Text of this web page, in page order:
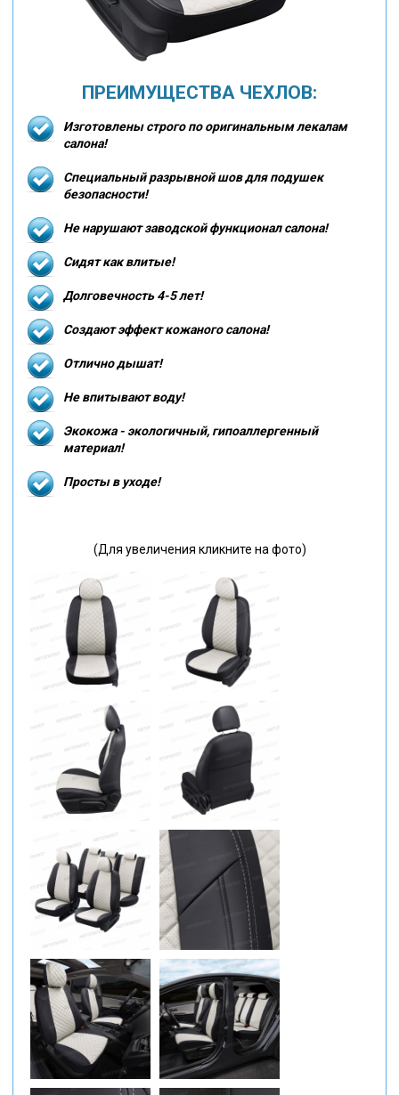
ПРЕИМУЩЕСТВА ЧЕХЛОВ:
Изготовлены строго по оригинальным лекалам
салона!
Специальный разрывной шов для подушек
безопасности!
Не нарушают заводской функционал салона!
Сидят как влитые!
Долговечность 4-5 лет!
Создают эффект кожаного салона!
Отлично дышат!
Не впитывают воду!
Экокожа - экологичный, гипоаллергенный
материал!
Просты в уходе!
(Для увеличения кликните на фото)